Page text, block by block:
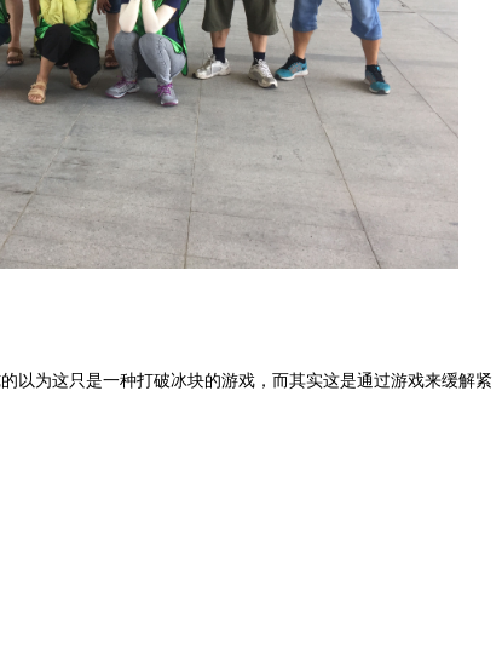
以为这只是一种打破冰块的游戏，而其实这是通过游戏来缓解紧